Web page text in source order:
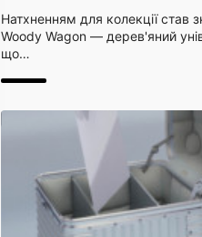
Натхненням для колекції став
Woody Wagon — дерев'яний
що…